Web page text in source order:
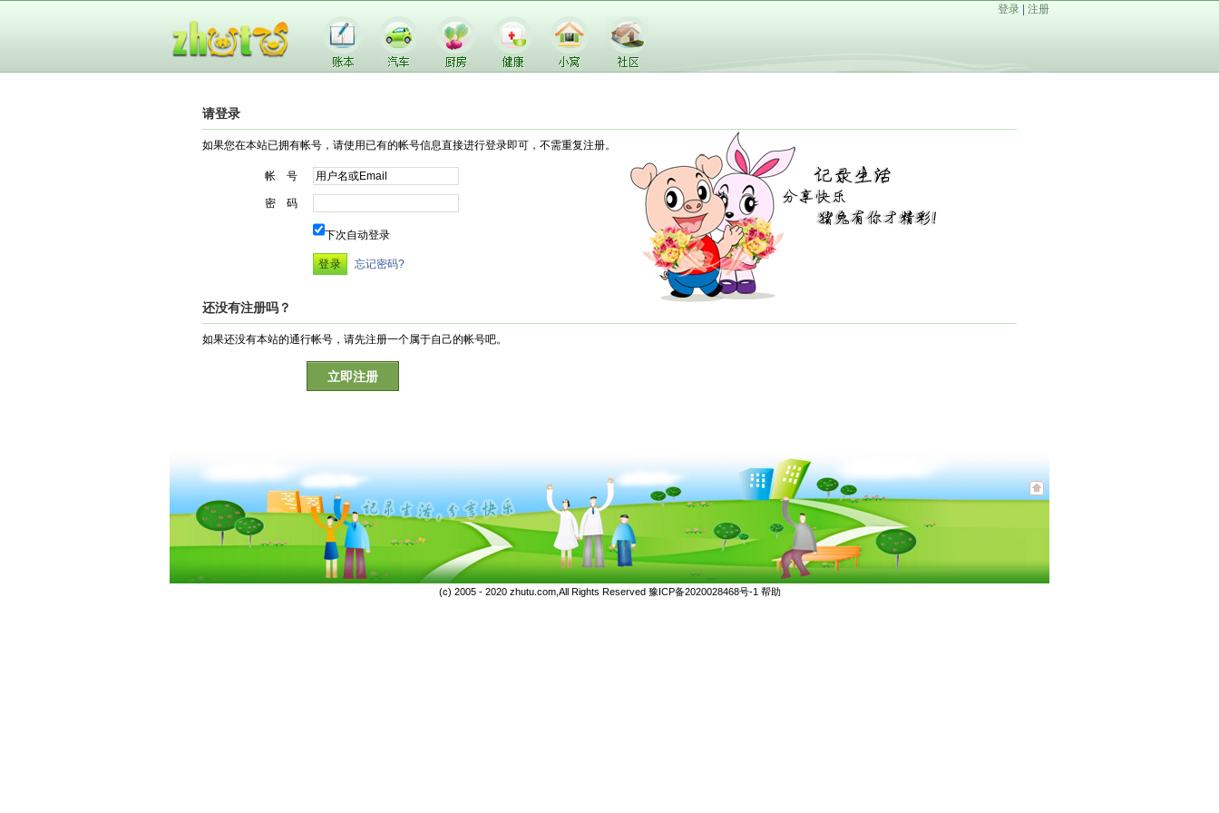
登录 注册
请登录
如果您在本站已拥有帐号，请使用已有的帐号信息直接进行登录即可，不需重复注册。
帐 号
密 码
下次自动登录
忘记密码?
还没有注册吗？
如果还没有本站的通行帐号，请先注册一个属于自己的帐号吧。
立即注册
(c) 2005 - 2020 zhutu.com,All Rights Reserved 豫ICP备2020028468号-1 帮助